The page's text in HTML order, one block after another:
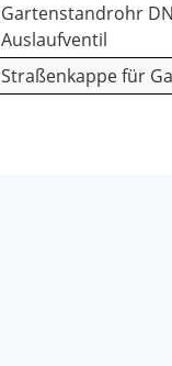
Gartenstandrohr
Auslaufventil
Straßenkappe für